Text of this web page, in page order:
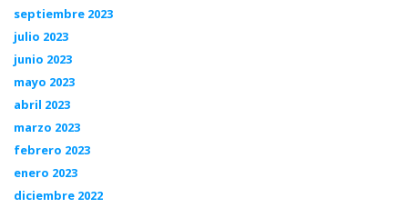
septiembre 2023
julio 2023
junio 2023
mayo 2023
abril 2023
marzo 2023
febrero 2023
enero 2023
diciembre 2022